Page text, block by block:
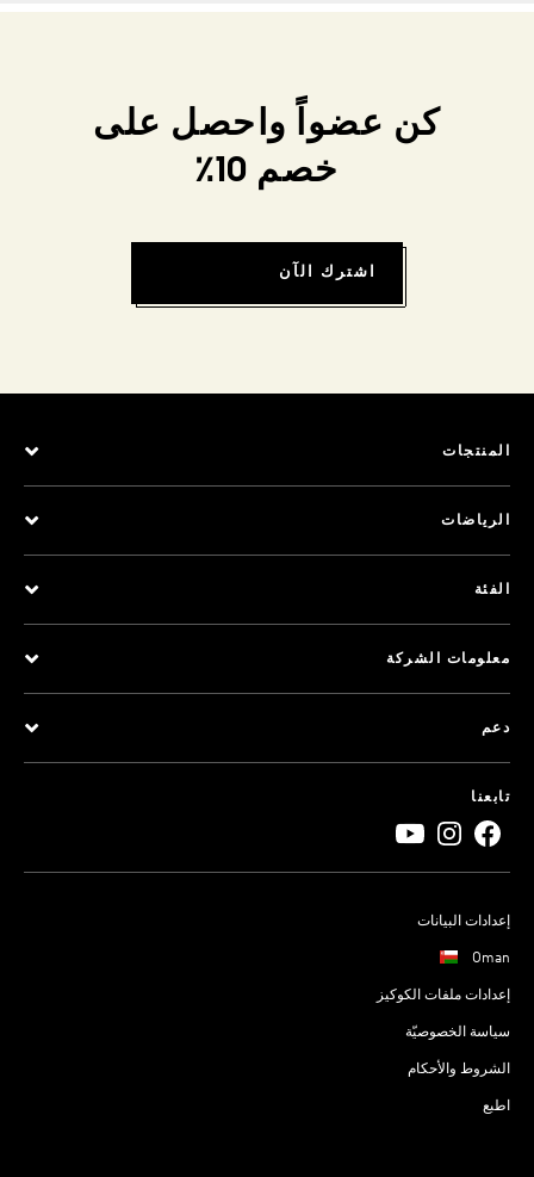
كن عضواً واحصل على
خصم 10٪
اشترك الآن
المنتجات
الرياضات
الفئة
معلومات الشركة
دعم
تابعنا
إعدادات البيانات
Oman
إعدادات ملفات الكوكيز
سياسة الخصوصيّة
الشروط والأحكام
اطبع